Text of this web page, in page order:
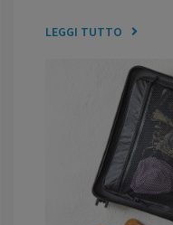
LEGGI TUTTO